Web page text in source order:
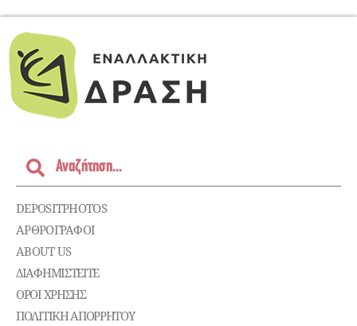
DEPOSITPHOTOS
ΑΡΘΡΟΓΡΑΦΟΙ
ABOUT US
ΔΙΑΦΗΜΙΣΤΕΊΤΕ
ΌΡΟΙ ΧΡΉΣΗΣ
ΠΟΛΙΤΙΚΉ ΑΠΟΡΡΉΤΟΥ